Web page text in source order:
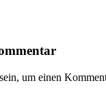
sein, um einen